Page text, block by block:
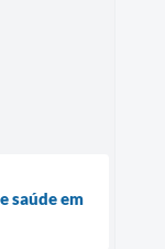
saúde em